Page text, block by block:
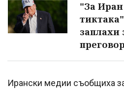
"За
заплахи
Ирански медии съобщиха